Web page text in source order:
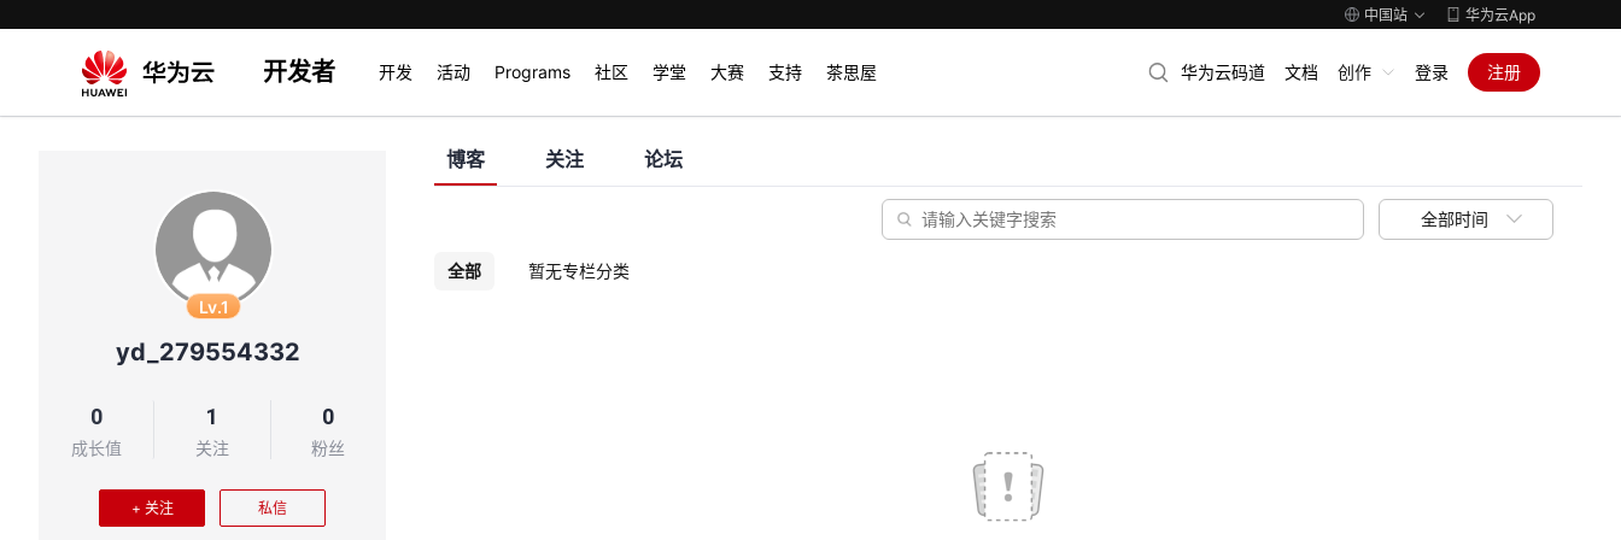
中国站 华为云App
开发者 开发 活动 Programs 社区 学堂 大赛 支持 茶思屋 华为云码道 文档 创作 登录 注册
Lv.1
yd_279554332
0
成长值
1
关注
0
粉丝
+ 关注 私信
博客 关注 论坛
全部时间
全部 暂无专栏分类